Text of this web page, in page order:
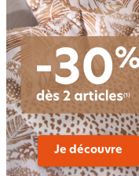
Je découvre